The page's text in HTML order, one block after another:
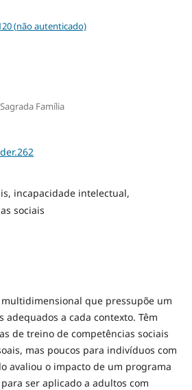
(não autenticado)
Família
incapacidade intelectual,
sociais
que pressupõe um
a cada contexto. Têm
de treino de competências sociais
mas poucos para indivíduos com
avaliou o impacto de um programa
ser aplicado a adultos com